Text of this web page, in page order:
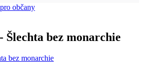
občany
Šlechta bez monarchie